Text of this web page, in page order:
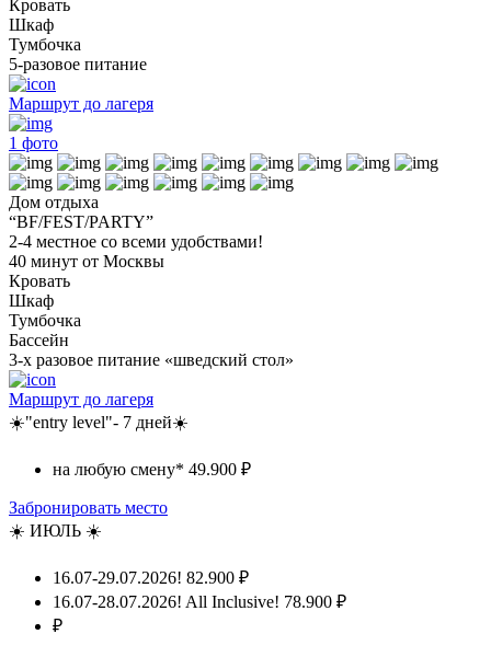
Кровать
Шкаф
Тумбочка
5-разовое питание
Маршрут до лагеря
1 фото
Дом отдыха
“BF/FEST/PARTY”
2-4 местное со всеми удобствами!
40 минут от Москвы
Кровать
Шкаф
Тумбочка
Бассейн
3-х разовое питание «шведский стол»
Маршрут до лагеря
☀️"entry level"- 7 дней☀️
на любую смену* 49.900 ₽
Забронировать место
☀️ ИЮЛЬ ☀️
16.07-29.07.2026! 82.900 ₽
16.07-28.07.2026! All Inclusive! 78.900 ₽
₽